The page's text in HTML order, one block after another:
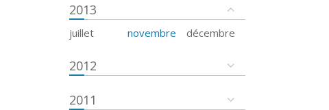
2013
juillet novembre décembre
2012
2011